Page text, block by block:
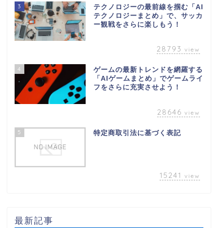
3
テクノロジーの最前線を掴む「AI
テクノロジーまとめ」で、サッカ
ー観戦をさらに楽しもう！
28793 view
4
ゲームの最新トレンドを網羅する
「AIゲームまとめ」でゲームライ
フをさらに充実させよう！
28646 view
5 特定商取引法に基づく表記
15241 view
最新記事